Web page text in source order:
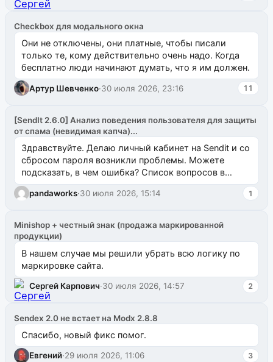
Checkbox для модального окна
Они не отключены, они платные, чтобы писали
только те, кому действительно очень надо. Когда
бесплатно люди начинают думать, что я им должен.
Артур Шевченко·30 июля 2026, 23:16 11
[SendIt 2.6.0] Анализ поведения пользователя для защиты
от спама (невидимая капча)...
Здравствуйте. Делаю личный кабинет на Sendit и со
сбросом пароля возникли проблемы. Можете
подсказать, в чем ошибка? Список вопросов в
одноименном разделе на modx.pro пока пуст, и,...
pandaworks·30 июля 2026, 15:14 1
Minishop + честный знак (продажа маркированной
продукции)
В нашем случае мы решили убрать всю логику по
маркировке сайта.
Сергей Карпович·30 июля 2026, 14:57 2
Sendex 2.0 не встает на Modx 2.8.8
Спасибо, новый фикс помог.
Евгений·29 июля 2026, 11:06 3